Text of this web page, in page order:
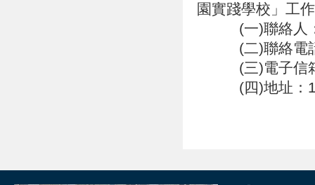
園實踐學校」工
(一)聯絡人：
(二)聯絡電話
(三)電子信箱
(四)地址：